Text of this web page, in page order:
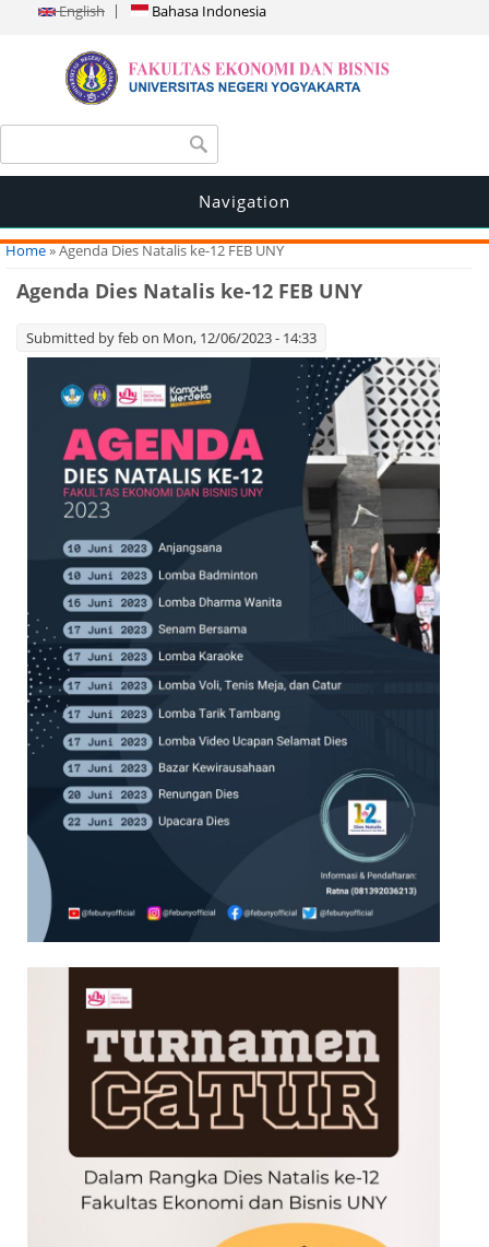
English Bahasa Indonesia
Search form
Navigation
You are here
Home» Agenda Dies Natalis ke-12 FEB UNY
Agenda Dies Natalis ke-12 FEB UNY
Submitted byfebon Mon, 12/06/2023 - 14:33